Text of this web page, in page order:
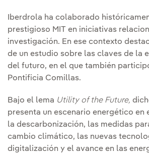
Iberdrola ha colaborado
prestigioso MIT en iniciativas
investigación. En ese contexto
de un estudio sobre las claves de la
del futuro, en el que también
Pontificia Comillas.
Bajo el lema Utility of the Future,
presenta un escenario energético en
la descarbonización, las medidas
cambio climático, las nuevas
digitalización y el avance en las